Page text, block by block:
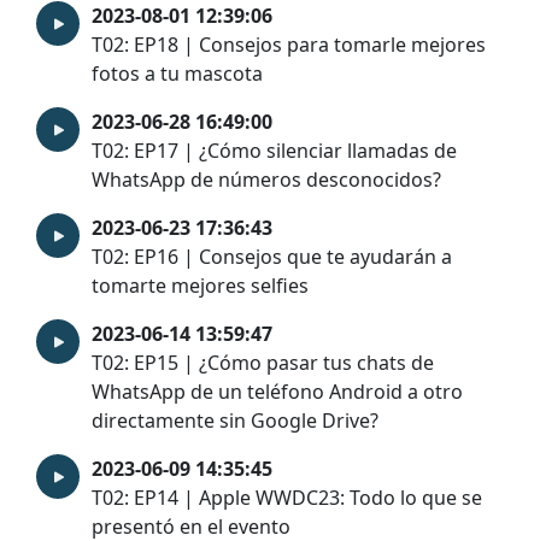
2023-08-01 12:39:06
T02: EP18 | Consejos para tomarle mejores
fotos a tu mascota
2023-06-28 16:49:00
T02: EP17 | ¿Cómo silenciar llamadas de
WhatsApp de números desconocidos?
2023-06-23 17:36:43
T02: EP16 | Consejos que te ayudarán a
tomarte mejores selfies
2023-06-14 13:59:47
T02: EP15 | ¿Cómo pasar tus chats de
WhatsApp de un teléfono Android a otro
directamente sin Google Drive?
2023-06-09 14:35:45
T02: EP14 | Apple WWDC23: Todo lo que se
presentó en el evento